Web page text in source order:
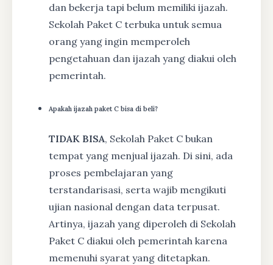
dan bekerja tapi belum memiliki ijazah.
Sekolah Paket C terbuka untuk semua
orang yang ingin memperoleh
pengetahuan dan ijazah yang diakui oleh
pemerintah.
Apakah ijazah paket C bisa di beli?
TIDAK BISA, Sekolah Paket C bukan
tempat yang menjual ijazah. Di sini, ada
proses pembelajaran yang
terstandarisasi, serta wajib mengikuti
ujian nasional dengan data terpusat.
Artinya, ijazah yang diperoleh di Sekolah
Paket C diakui oleh pemerintah karena
memenuhi syarat yang ditetapkan.